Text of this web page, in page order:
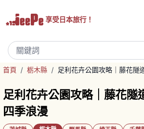
享受日本旅行！
首頁 / 栃木縣 / 足利花卉公園攻略｜藤花隧
足利花卉公園攻略｜藤花隧
四季浪漫